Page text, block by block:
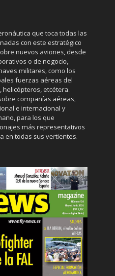
que toca todas las
con este estratégico
nuevos aviones, desde
o de negocio,
militares, como los
fuerzas aéreas del
etcétera.
compañías aéreas,
e internacional y
para los que
más representativos
en todas sus vertientes.